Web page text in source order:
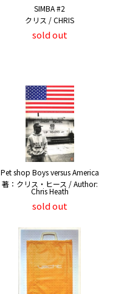
SIMBA #2
クリス / CHRIS
sold out
Pet shop Boys versus America
著：クリス・ヒース / Author:
Chris Heath
sold out